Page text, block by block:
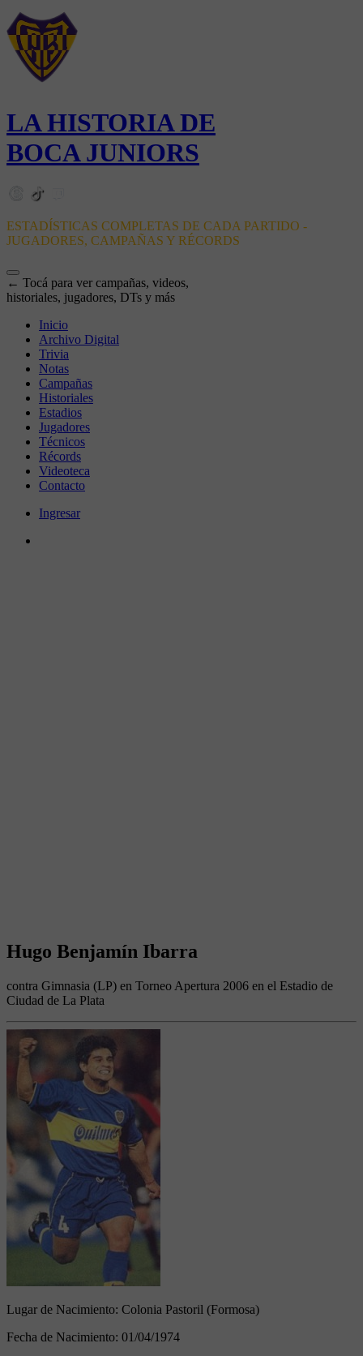
LA HISTORIA DE
BOCA JUNIORS
ESTADÍSTICAS COMPLETAS DE CADA PARTIDO -
JUGADORES, CAMPAÑAS Y RÉCORDS
← Tocá para ver campañas, videos,
historiales, jugadores, DTs y más
Inicio
Archivo Digital
Trivia
Notas
Campañas
Historiales
Estadios
Jugadores
Técnicos
Récords
Videoteca
Contacto
Ingresar
Hugo Benjamín Ibarra
contra Gimnasia (LP) en Torneo Apertura 2006 en el Estadio de
Ciudad de La Plata
Lugar de Nacimiento: Colonia Pastoril (Formosa)
Fecha de Nacimiento: 01/04/1974